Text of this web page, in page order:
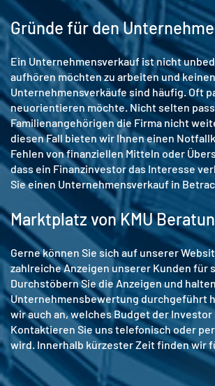
Gründe für den
Ein Unternehmensverkauf ist nicht
aufhören möchten zu arbeiten und
Unternehmensverkäufe sind häufig. Oft
neuorientieren möchte. Nicht selten
Familienangehörigen die Firma nicht
diesen Fall bieten wir Ihnen einen
Fehlen von finanziellen Mitteln oder
dass ein Finanzinvestor das Interesse
Sie einen Unternehmensverkauf in
Marktplatz von KMU
Gerne können Sie sich auf unserer
zahlreiche Anzeigen unserer Kunden für
Durchstöbern Sie die Anzeigen und
Unternehmensbewertung durchgeführt
wir auch an, welches Budget der
Kontaktieren Sie uns telefonisch oder
wird. Innerhalb kürzester Zeit finden wir